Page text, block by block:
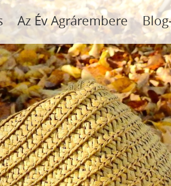
Az Év Agrárembere